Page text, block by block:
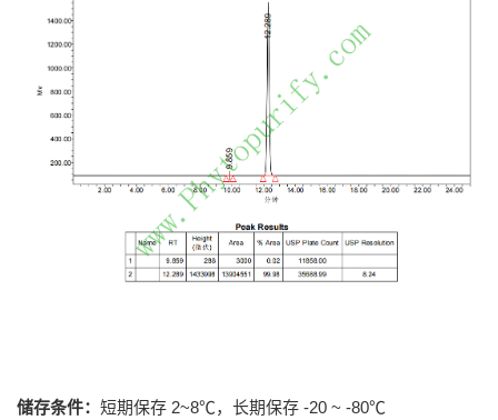
储存条件： 短期保存 2~8℃，长期保存 -20 ~ -80℃